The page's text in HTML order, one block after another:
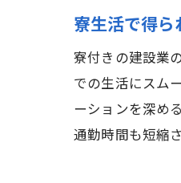
寮生活で得
寮付きの建設業
での生活にスム
ーションを深め
通勤時間も短縮